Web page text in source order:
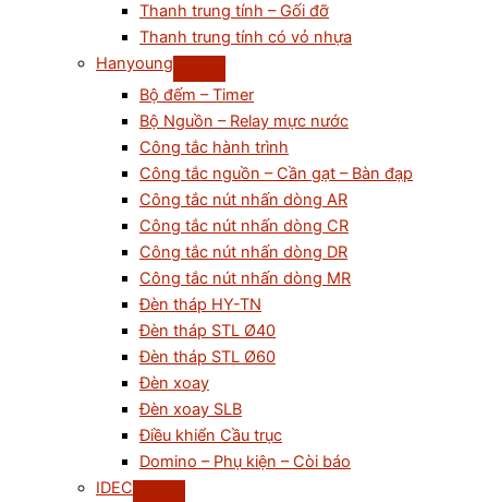
Thanh trung tính – Gối đỡ
Thanh trung tính có vỏ nhựa
Hanyoung
Bộ đếm – Timer
Bộ Nguồn – Relay mực nước
Công tắc hành trình
Công tắc nguồn – Cần gạt – Bàn đạp
Công tắc nút nhấn dòng AR
Công tắc nút nhấn dòng CR
Công tắc nút nhấn dòng DR
Công tắc nút nhấn dòng MR
Đèn tháp HY-TN
Đèn tháp STL Ø40
Đèn tháp STL Ø60
Đèn xoay
Đèn xoay SLB
Điều khiển Cầu trục
Domino – Phụ kiện – Còi báo
IDEC